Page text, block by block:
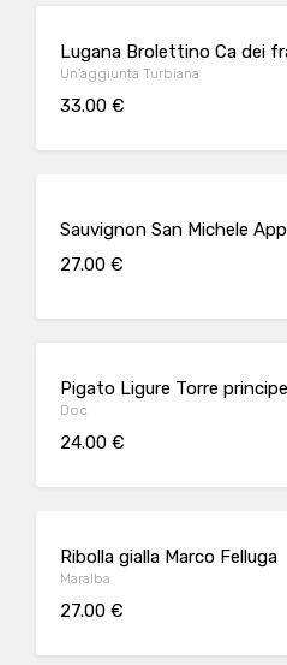
Lugana Brolettino Ca dei
Un'aggiunta Turbiana
33.00 €
Sauvignon San Michele
27.00 €
Pigato Ligure Torre principe
Doc
24.00 €
Ribolla gialla Marco Felluga
Maralba
27.00 €